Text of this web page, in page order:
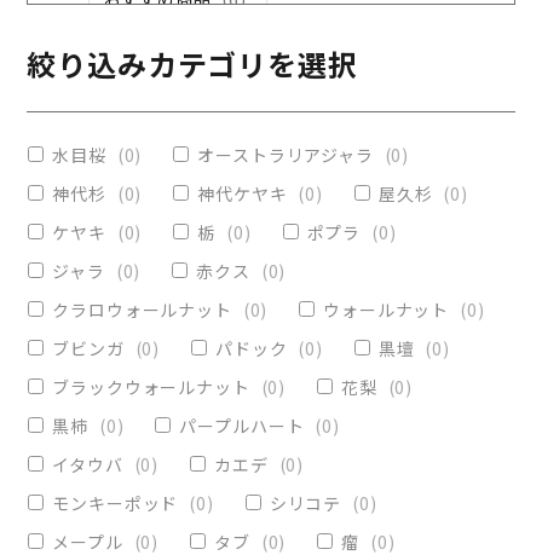
コンソール
)
リビングテーブル
ヴィクトリア ( 0)
オリーブ (0) レジンペン (0)
ストレート ( 0)
パープルハート (0 替芯 (0)
2WAY万年筆 (0 )
一枚板テーブル (0)
(
絞り込みカテゴリを選択
水目桜 (0) オーストラリアジャラ (0)
神代杉
(0) 神代ケヤキ (0) 屋久杉 (0)
ケヤキ
(0) 栃 (0) ポプラ (0)
ジャラ
(0) 赤クス (0)
クラロウォールナット
(0) ウォールナット (0)
ブビンガ (0) パドック (0) 黒壇 (0)
ブラックウォールナット
(0) 花梨 (0)
黒柿 (0) パープルハート (0)
イタウバ
(0) カエデ (0)
モンキーポッド
(0) シリコテ (0)
メープル (0) タブ (0) 瘤 (0)